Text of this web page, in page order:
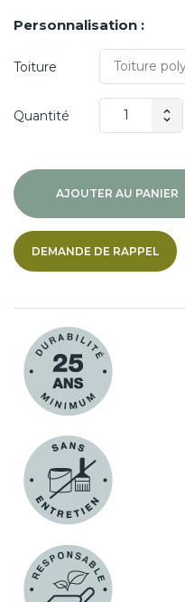
Personnalisation :
Toiture
Quantité
AJOUTER AU PANIER
DEMANDE DE RAPPEL